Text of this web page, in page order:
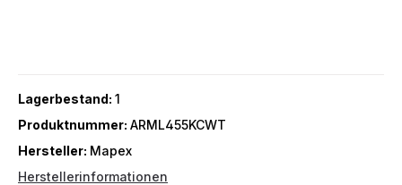
Lagerbestand: 1
Produktnummer: ARML455KCWT
Hersteller: Mapex
Herstellerinformationen